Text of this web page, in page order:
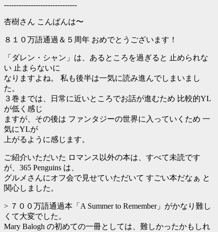
------------------------------
杏樹さん こんばんは〜
８１０万語通過＆５周年 おめでとうございます！
「ダレン・シャン」は、あるところを過ぎると 止められな
い 止まらないに
なりますよね。 私も後半は一気に読み進んでしまいまし
た。
３巻までは、日常に近いところでお話が進むため 比較的YL
が低く感じ
ますが、その後は ファンタジーの世界に入っていくため 一
気にYLが
上がるように感じます。
ご紹介いただいた ロマンス以外の本は、すべて未読です
が、365 Penguins は、
グルメさんにオフ会で見せていただいて すごい本だなぁ と
関心しました。
> ７００万語通過本「A Summer to Remember」がかなり難し
くて大変でした。
Mary Balogh の初めての一冊としては、難しかったかもしれ